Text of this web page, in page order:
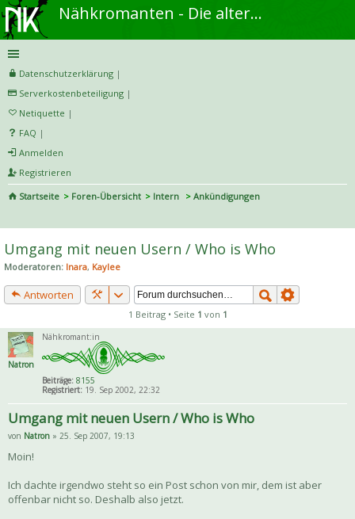
Nähkromanten - Die alternative Näh- und DIY-Community
Datenschutzerklärung |
Serverkostenbeteiligung |
Netiquette |
FAQ |
Anmelden
Registrieren
Startseite
Foren-Übersicht Intern
Ankündigungen
he
Umgang mit neuen Usern / Who is Who
Moderatoren: Inara, Kaylee
Antworten
1 Beitrag • Seite 1 von 1
Natron
Nähkromant:in
Beiträge: 8155
Registriert: 19. Sep 2002, 22:32
Umgang mit neuen Usern / Who is Who
von Natron » 25. Sep 2007, 19:13
Moin!
Ich dachte irgendwo steht so ein Post schon von mir, dem ist aber
offenbar nicht so. Deshalb also jetzt.